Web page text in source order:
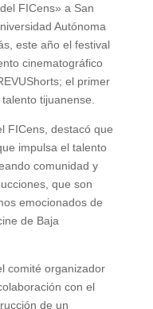
FICens» a San
Autónoma
este año el festival
cinematográfico
el primer
tijuanense.
FICens, destacó que
impulsa el talento
comunidad y
que son
emocionados de
de Baja
comité organizador
con el
de un